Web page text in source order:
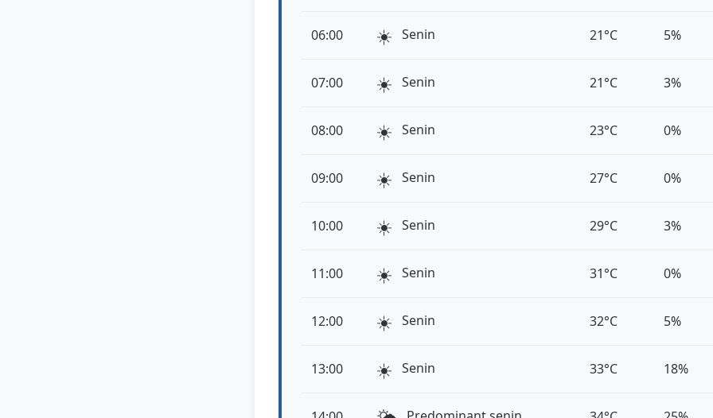
06:00 ☀️ Senin 21°C 5%
07:00 ☀️ Senin 21°C 3%
08:00 ☀️ Senin 23°C 0%
09:00 ☀️ Senin 27°C 0%
10:00 ☀️ Senin 29°C 3%
11:00 ☀️ Senin 31°C 0%
12:00 ☀️ Senin 32°C 5%
13:00 ☀️ Senin 33°C 18%